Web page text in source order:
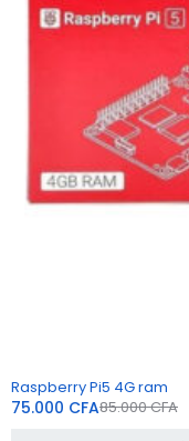
Raspberry Pi5 4G ram
85.000CFA
75.000 CFA